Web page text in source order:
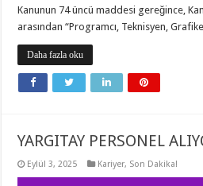
Kanunun 74 üncü maddesi gereğince,
arasından “Programcı, Teknisyen,
Daha fazla oku
YARGITAY PERSONEL
Eylül 3, 2025 Kariyer, Son Dakika!